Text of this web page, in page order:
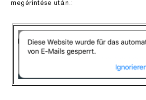
megérintése után.: